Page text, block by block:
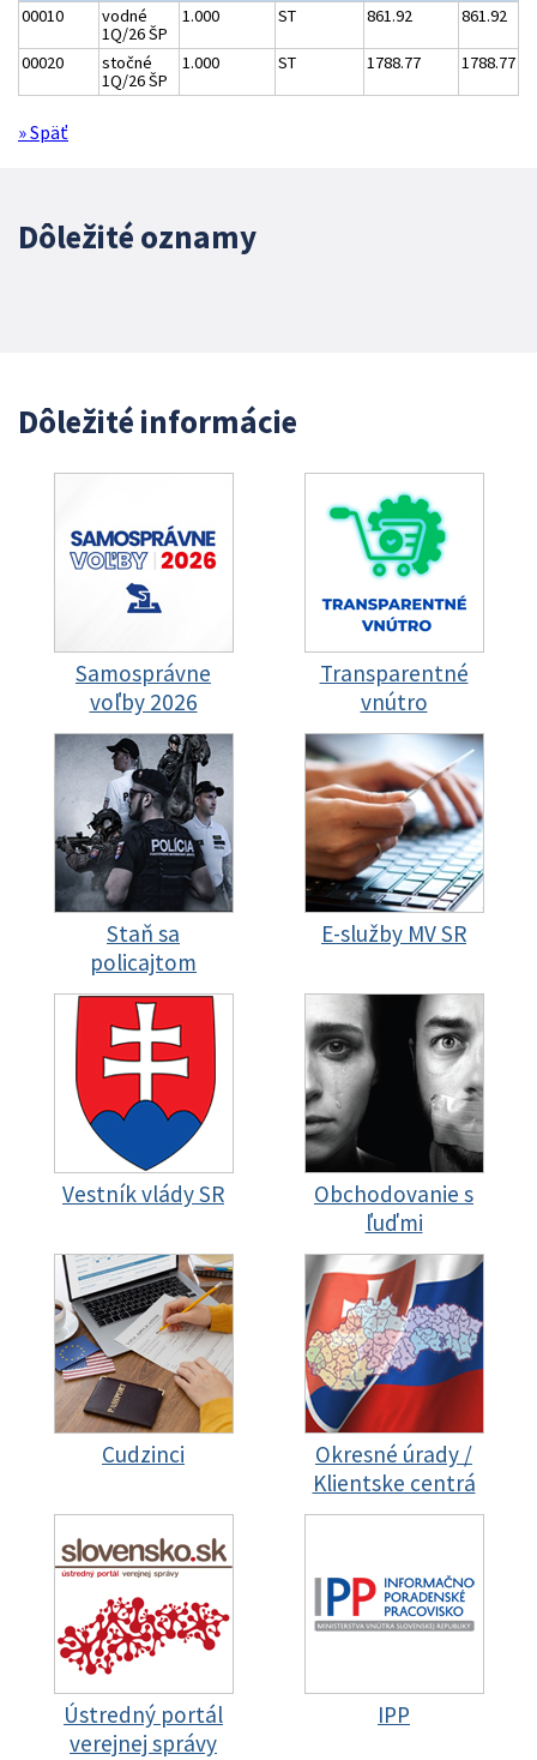
00010
vodné
1Q/26 ŠP
1.000 ST 861.92 861.92
00020
stočné
1Q/26 ŠP
1.000 ST 1788.77 1788.77
» Späť
Dôležité oznamy
Dôležité informácie
Samosprávne
voľby 2026
Transparentné
vnútro
Staň sa
policajtom
E-služby MV SR
Vestník vlády SR
Obchodovanie s
ľuďmi
Cudzinci
Okresné úrady /
Klientske centrá
Ústredný portál
verejnej správy
IPP